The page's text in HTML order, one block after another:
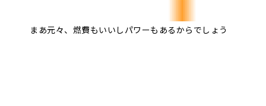
まあ元々、燃費もいいしパワーもあるからでしょう